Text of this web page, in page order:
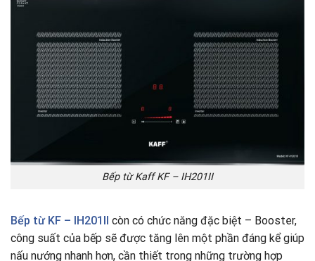
Bếp từ Kaff KF – IH201II
Bếp từ KF – IH201II còn có chức năng đặc biệt – Booster,
công suất của bếp sẽ được tăng lên một phần đáng kể giúp
nấu nướng nhanh hơn, cần thiết trong những trường hợp